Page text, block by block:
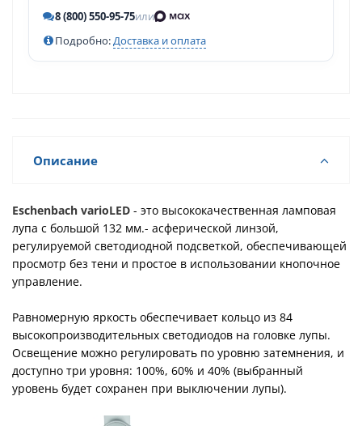
8 (800) 550-95-75или
Подробно:Доставка и оплата
Описание
Eschenbach varioLED - это высококачественная ламповая
лупа с большой 132 мм.- асферической линзой,
регулируемой светодиодной подсветкой, обеспечивающей
просмотр без тени и простое в использовании кнопочное
управление.
Равномерную яркость обеспечивает кольцо из 84
высокопроизводительных светодиодов на головке лупы.
Освещение можно регулировать по уровню затемнения, и
доступно три уровня: 100%, 60% и 40% (выбранный
уровень будет сохранен при выключении лупы).